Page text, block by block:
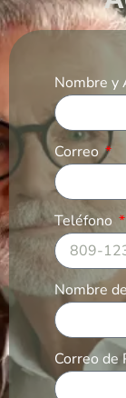
Nombre y
Correo
Teléfono
Nombre
Correo de